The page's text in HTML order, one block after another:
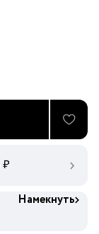
₽
Намекнуть